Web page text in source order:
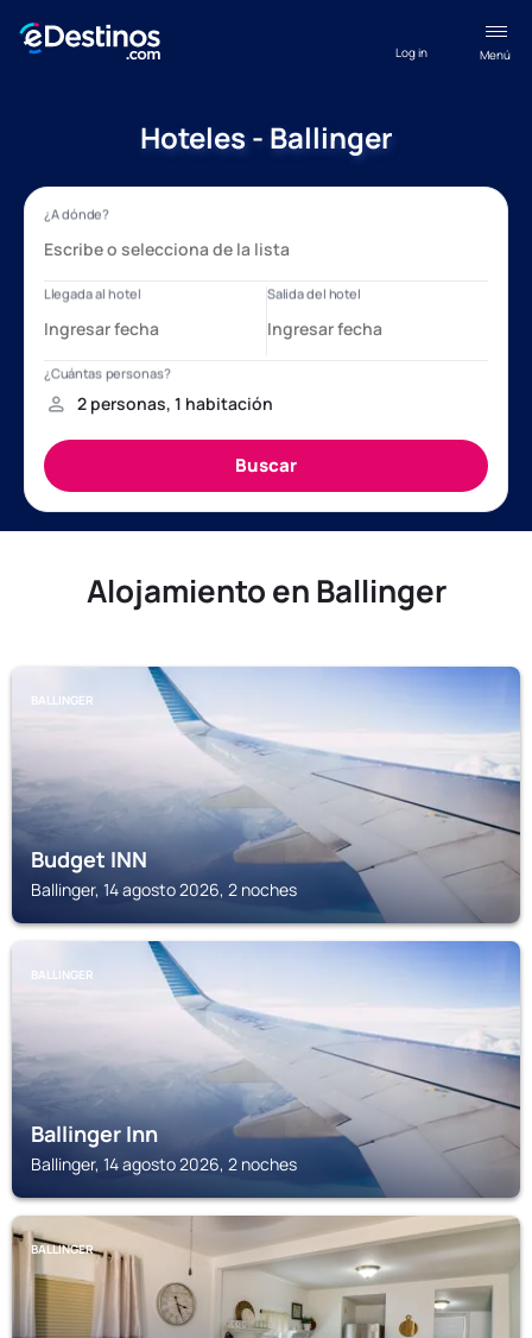
Menú
Log in
Hoteles - Ballinger
Alojamiento en Ballinger
BALLINGER
Budget INN
Ballinger, 14 agosto 2026, 2 noches
BALLINGER
Ballinger Inn
Ballinger, 14 agosto 2026, 2 noches
BALLINGER